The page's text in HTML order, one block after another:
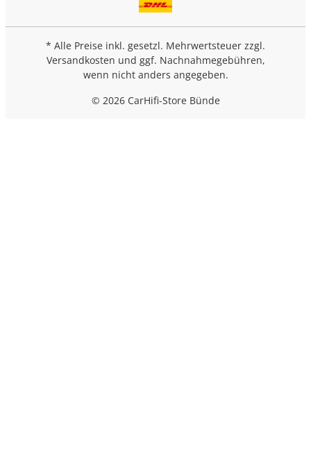
* Alle Preise inkl. gesetzl. Mehrwertsteuer zzgl.
Versandkosten und ggf. Nachnahmegebühren,
wenn nicht anders angegeben.
© 2026 CarHifi-Store Bünde